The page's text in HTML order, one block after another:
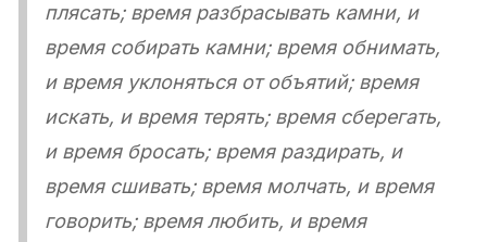
плясать; время разбрасывать камни, и
время собирать камни; время обнимать,
и время уклоняться от объятий; время
искать, и время терять; время сберегать,
и время бросать; время раздирать, и
время сшивать; время молчать, и время
говорить; время любить, и время